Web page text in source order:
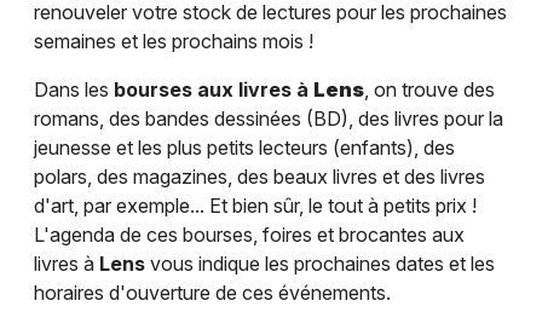
renouveler votre stock de lectures pour les prochaines
semaines et les prochains mois !
Dans les bourses aux livres à Lens, on trouve des
romans, des bandes dessinées (BD), des livres pour la
jeunesse et les plus petits lecteurs (enfants), des
polars, des magazines, des beaux livres et des livres
d'art, par exemple... Et bien sûr, le tout à petits prix !
L'agenda de ces bourses, foires et brocantes aux
livres à Lens vous indique les prochaines dates et les
horaires d'ouverture de ces événements.